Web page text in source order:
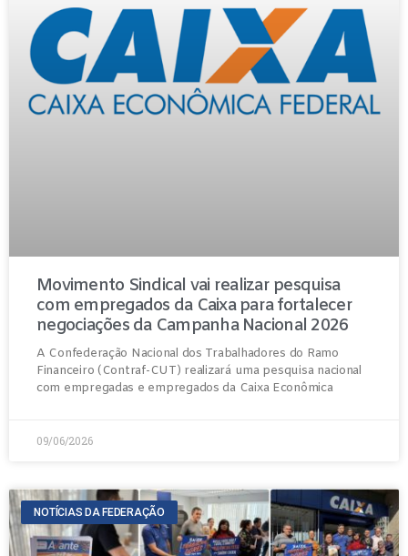
Movimento Sindical vai realizar pesquisa
com empregados da Caixa para fortalecer
negociações da Campanha Nacional 2026
A Confederação Nacional dos Trabalhadores do Ramo
Financeiro (Contraf-CUT) realizará uma pesquisa nacional
com empregadas e empregados da Caixa Econômica
09/06/2026
NOTÍCIAS DA FEDERAÇÃO